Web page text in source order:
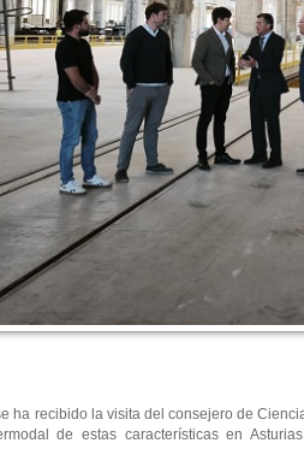
ha recibido la visita del consejero de
de estas características en